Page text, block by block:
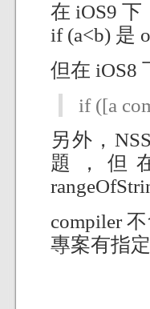
在 iOS9 下
if (a<b) 是
但在 iOS8
if ([a
另外，
題，但
compiler
專案有指